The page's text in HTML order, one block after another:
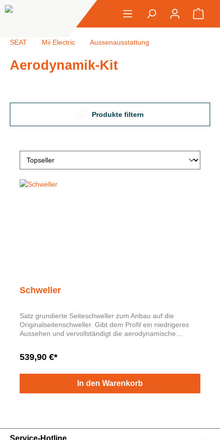
springen
SEAT Mii Electric
Aussenausstattung
Aerodynamik-Kit
Produkte filtern
Schweller
Satz grundierte Seiteschweller zum Anbau auf die
Originalseitenschweller. Gibt dem Profil ein niedrigeres
Aussehen und vervollständigt die aerodynamische
539,90 €*
In den Warenkorb
Service-Hotline